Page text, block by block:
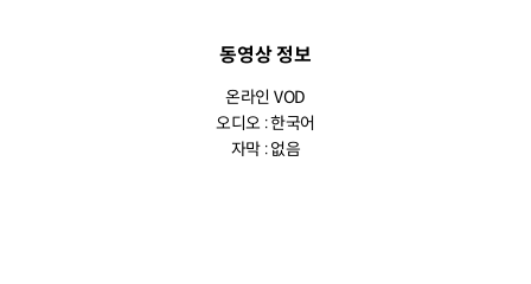
동영상 정보
온라인 VOD
오디오 : 한국어
자막 : 없음